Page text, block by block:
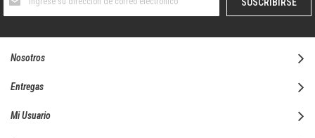
boletín
Nosotros
Entregas
Mi Usuario